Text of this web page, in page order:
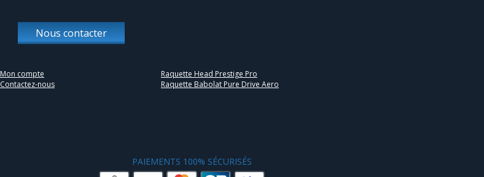
Nous contacter
Mon compte
Contactez-nous
Raquette Head Prestige Pro
Raquette Babolat Pure Drive Aero
PAIEMENTS 100% SÉCURISÉS